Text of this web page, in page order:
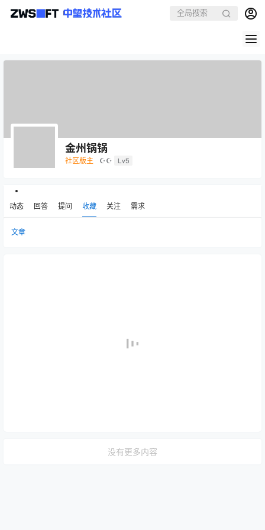
金州锅锅
社区版主 ☪☪ Lv5
动态 回答 提问 收藏 关注 需求
文章
没有更多内容